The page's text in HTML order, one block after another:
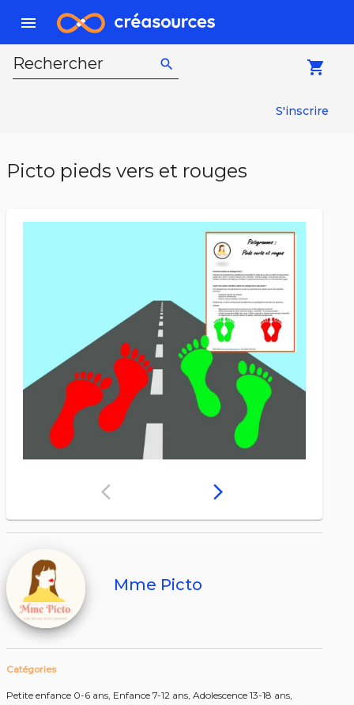
menu
Rechercher search local_grocery_store
S'inscrire
Picto pieds vers et rouges
arrow_back_ios arrow_forward_ios
Catégories
Petite enfance 0-6 ans, Enfance 7-12 ans, Adolescence 13-18 ans,
Mme Picto